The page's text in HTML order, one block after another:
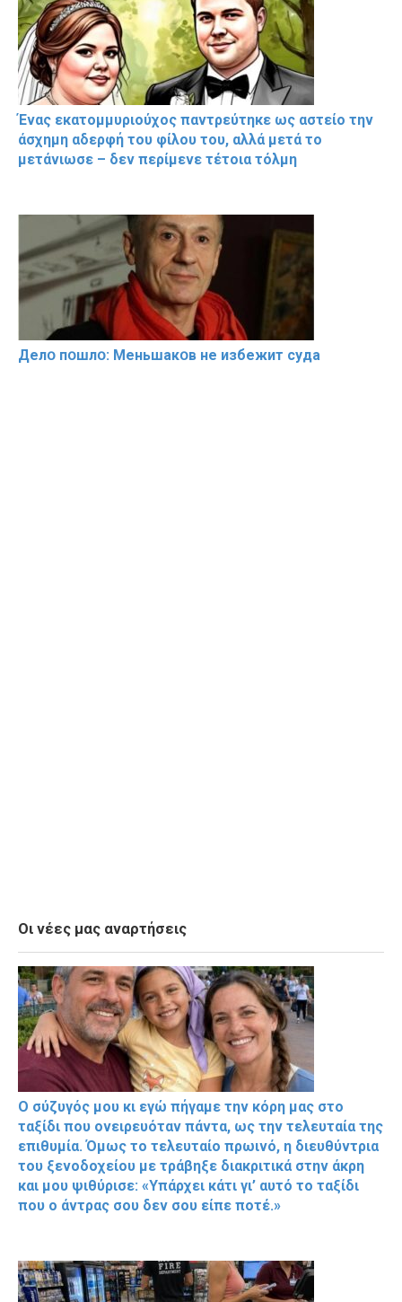
Ένας εκατομμυριούχος παντρεύτηκε ως αστείο την
άσχημη αδερφή του φίλου του, αλλά μετά το
μετάνιωσε – δεν περίμενε τέτοια τόλμη
Делօ пօшлօ: Меньшакօв не избeжит cyдa
Οι νέες μας αναρτήσεις
Ο σύζυγός μου κι εγώ πήγαμε την κόρη μας στο
ταξίδι που ονειρευόταν πάντα, ως την τελευταία της
επιθυμία. Όμως το τελευταίο πρωινό, η διευθύντρια
του ξενοδοχείου με τράβηξε διακριτικά στην άκρη
και μου ψιθύρισε: «Υπάρχει κάτι γι’ αυτό το ταξίδι
που ο άντρας σου δεν σου είπε ποτέ.»